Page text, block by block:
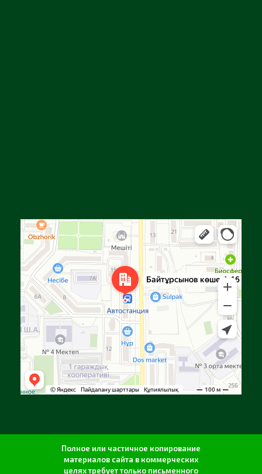
Улица Байтурсынова, 16 — Яндекс Карты
Полное или частичное копирование
материалов сайта в коммерческих
целях требует только письменного